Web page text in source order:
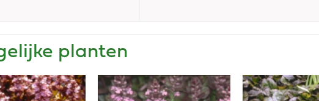
planten